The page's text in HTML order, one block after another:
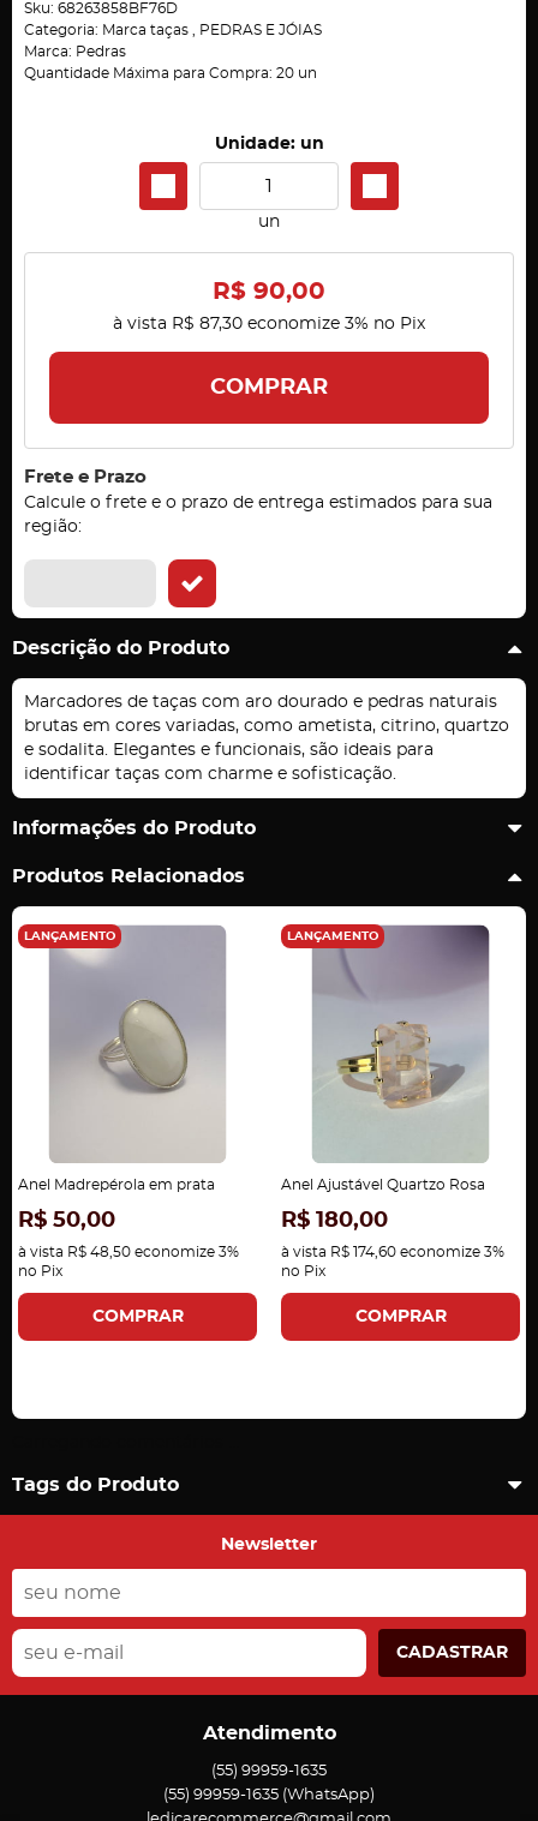
Sku: 68263858BF76D
Categoria: Marca taças
PEDRAS E JÓIAS
Marca: Pedras
Quantidade Máxima para Compra: 20 un
Unidade: un
un
R$ 90,00
à vista R$ 87,30 economize 3% no Pix
COMPRAR
Frete e Prazo
Calcule o frete e o prazo de entrega estimados para sua
região:
Descrição do Produto
Marcadores de taças com aro dourado e pedras naturais
brutas em cores variadas, como ametista, citrino, quartzo
e sodalita. Elegantes e funcionais, são ideais para
identificar taças com charme e sofisticação.
Informações do Produto
Produtos Relacionados
LANÇAMENTO
Anel Madrepérola em prata
R$ 50,00
à vista R$ 48,50 economize 3%
no Pix
COMPRAR
LANÇAMENTO
Anel Ajustável Quartzo Rosa
R$ 180,00
à vista R$ 174,60 economize 3%
no Pix
COMPRAR
Tags do Produto
Newsletter
CADASTRAR
Atendimento
(55) 99959-1635
(55) 99959-1635 (WhatsApp)